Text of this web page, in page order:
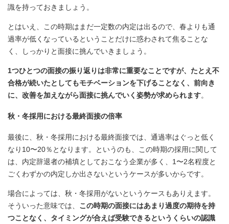
識を持っておきましょう。
とはいえ、この時期はまだ一定数の内定は出るので、春よりも通
過率が低くなっているということだけに惑わされて焦ることな
く、しっかりと面接に挑んでいきましょう。
1つひとつの面接の振り返りは非常に重要なことですが、たとえ不
合格が続いたとしてもモチベーションを下げることなく、前向き
に、改善を加えながら面接に挑んでいく姿勢が求められます。
秋・冬採用における最終面接の倍率
最後に、秋・冬採用における最終面接では、通過率はぐっと低く
なり10〜20％となります。というのも、この時期の採用に関して
は、内定辞退者の補填としておこなう企業が多く、1〜2名程度と
ごくわずかの内定しか出さないというケースが多いからです。
場合によっては、秋・冬採用がないというケースもありえます。
そういった意味では、 この時期の面接にはあまり過度の期待を持
つことなく、タイミングが合えば受験できるというくらいの認識